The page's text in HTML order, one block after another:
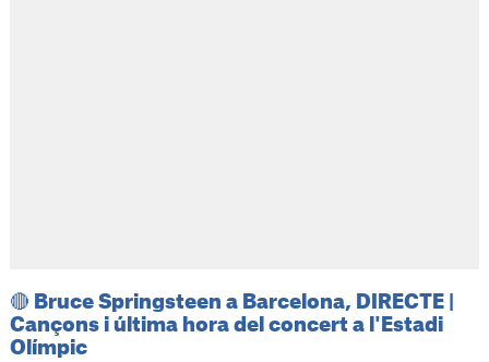
🔴 Bruce Springsteen a Barcelona, DIRECTE |
Cançons i última hora del concert a l'Estadi
Olímpic